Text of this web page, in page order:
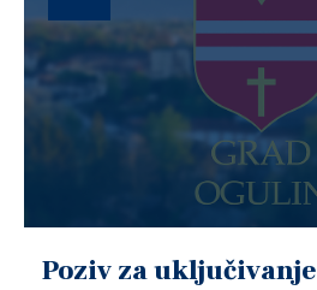
Poziv za uključivanje